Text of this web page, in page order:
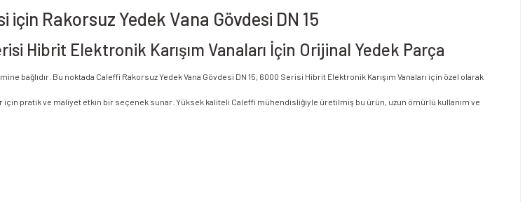
Rakorsuz Yedek Vana Gövdesi DN 15
Hibrit Elektronik Karışım Vanaları İçin Orijinal Yedek Parça
bağlıdır. Bu noktada Caleffi Rakorsuz Yedek Vana Gövdesi DN 15, 6000 Serisi Hibrit Elektronik Karışım Vanaları için özel olarak
pratik ve maliyet etkin bir seçenek sunar. Yüksek kaliteli Caleffi mühendisliğiyle üretilmiş bu ürün, uzun ömürlü kullanım ve